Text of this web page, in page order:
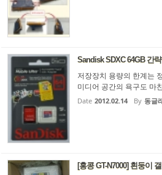
즈 중 진한 청...
Sandisk SDXC 64GB 간
저장장치 용량의 한계는
미디어 공간의 욕구도 마
동안 MicroSD 32GB를 스
어다니는 자료가 많다보
88 이 링크 직접 가시는거
Date 2012.02.14 By 동글
[홍콩 GT-N7000] 흰둥이